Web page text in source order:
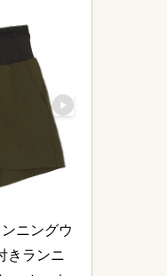
ニングウ
きランニ